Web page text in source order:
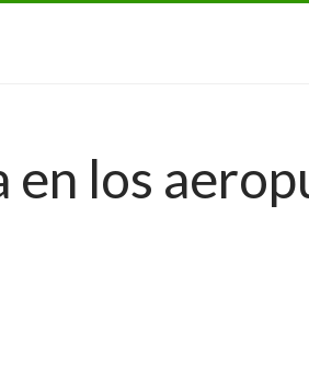
en los